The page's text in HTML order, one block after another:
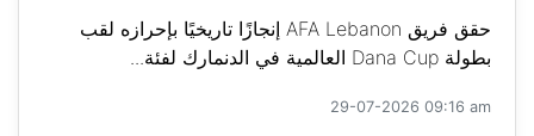
حقق فريق AFA Lebanon إنجازًا تاريخيًا بإحرازه لقب
بطولة Dana Cup العالمية في الدنمارك لفئة...
29-07-2026 09:16 am